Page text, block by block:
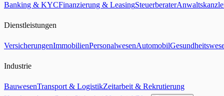
Banking & KYCFinanzierung & LeasingSteuerberater
Dienstleistungen
VersicherungenImmobilienPersonalwesenAutomobil
Industrie
BauwesenTransport & LogistikZeitarbeit & Rekrutierung